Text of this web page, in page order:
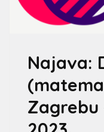
Najava:
Zagrebu